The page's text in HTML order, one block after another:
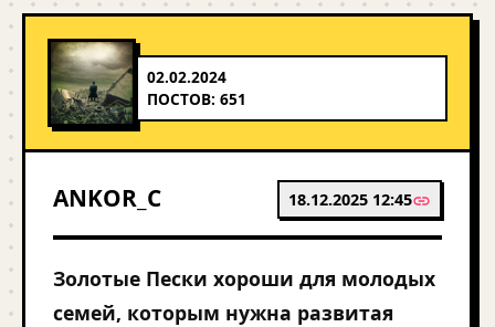
02.02.2024
ПОСТОВ: 651
ANKOR_C 18.12.2025 12:45
Золотые Пески хороши для молодых
семей, которым нужна развитая